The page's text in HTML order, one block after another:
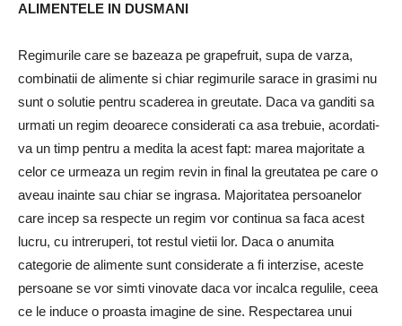
ALIMENTELE IN DUSMANI
Regimurile care se bazeaza pe grapefruit, supa de varza,
combinatii de alimente si chiar regimurile sarace in grasimi nu
sunt o solutie pentru scaderea in greutate. Daca va ganditi sa
urmati un regim deoa­rece considerati ca asa trebuie, acordati-
va un timp pentru a medita la acest fapt: marea majoritate a
celor ce urmeaza un regim revin in final la greutatea pe care o
aveau inainte sau chiar se ingrasa. Majori­tatea persoanelor
care incep sa respecte un regim vor continua sa faca acest
lucru, cu intreruperi, tot restul vietii lor. Daca o anumita
categorie de alimente sunt considerate a fi interzise, aceste
persoane se vor simti vinovate daca vor incalca regulile, ceea
ce le induce o proasta imagine de sine. Respectarea unui